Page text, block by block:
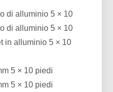
di alluminio 5 × 10
di alluminio 5 × 10
in alluminio 5 × 10
5 × 10 piedi
5 × 10 piedi